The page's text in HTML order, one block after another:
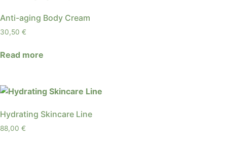
Anti-aging Body Cream
30,50 €
Read more
Hydrating Skincare Line
88,00 €